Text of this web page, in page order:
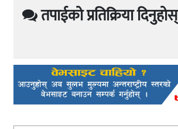
तपाईको प्रतिक्रिया दिनुहोस्